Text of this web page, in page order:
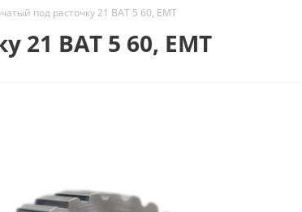
под расточку 21 BAT 5 60, EMT
BAT 5 60, EMT